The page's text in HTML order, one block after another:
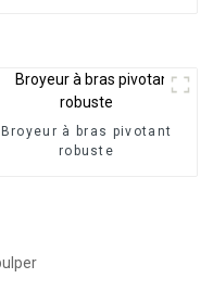
Broyeur à bras pivotant
robuste